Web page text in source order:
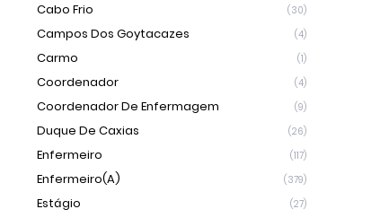
Cabo Frio (30)
Campos Dos Goytacazes (4)
Carmo (1)
Coordenador (4)
Coordenador De Enfermagem (9)
Duque De Caxias (26)
Enfermeiro (117)
Enfermeiro(a) (379)
Estágio (27)